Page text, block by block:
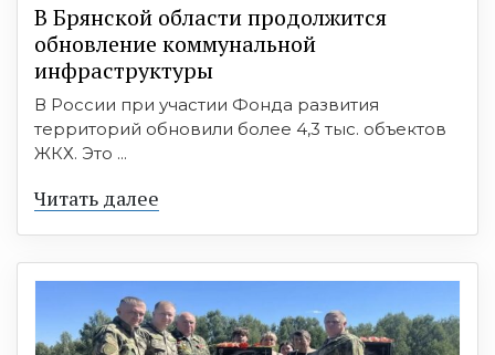
В Брянской области продолжится
обновление коммунальной
инфраструктуры
В России при участии Фонда развития
территорий обновили более 4,3 тыс. объектов
ЖКХ. Это ...
Читать далее